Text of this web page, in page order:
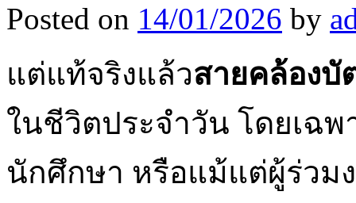
Posted on 14/01/2026 by
แต่แท้จริงแล้วสายคล้องบั
ในชีวิตประจำวัน โดยเฉ
นักศึกษา หรือแม้แต่ผู้ร่วม